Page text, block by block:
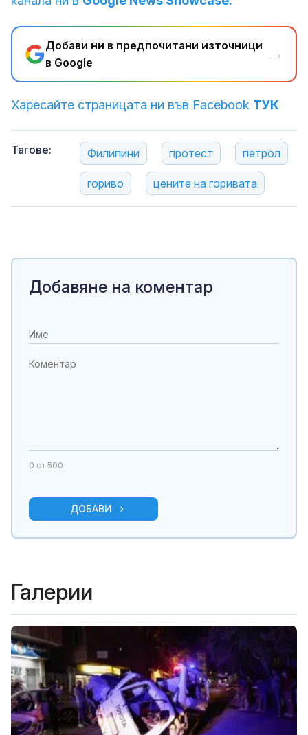
Добави ни в предпочитани източници
в Google
→
Харесайте страницата ни във Facebook ТУК
Тагове: Филипини протест петрол
гориво цените на горивата
Добавяне на коментар
0 от 500
ДОБАВИ
Галерии